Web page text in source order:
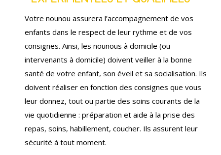
Votre nounou assurera l’accompagnement de vos
enfants dans le respect de leur rythme et de vos
consignes. Ainsi, les nounous à domicile (ou
intervenants à domicile) doivent veiller à la bonne
santé de votre enfant, son éveil et sa socialisation. Ils
doivent réaliser en fonction des consignes que vous
leur donnez, tout ou partie des soins courants de la
vie quotidienne : préparation et aide à la prise des
repas, soins, habillement, coucher. Ils assurent leur
sécurité à tout moment.